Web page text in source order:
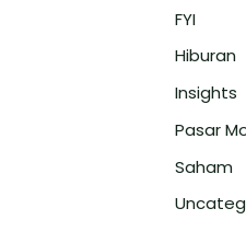
FYI
Hiburan
Insights
Pasar
Saham